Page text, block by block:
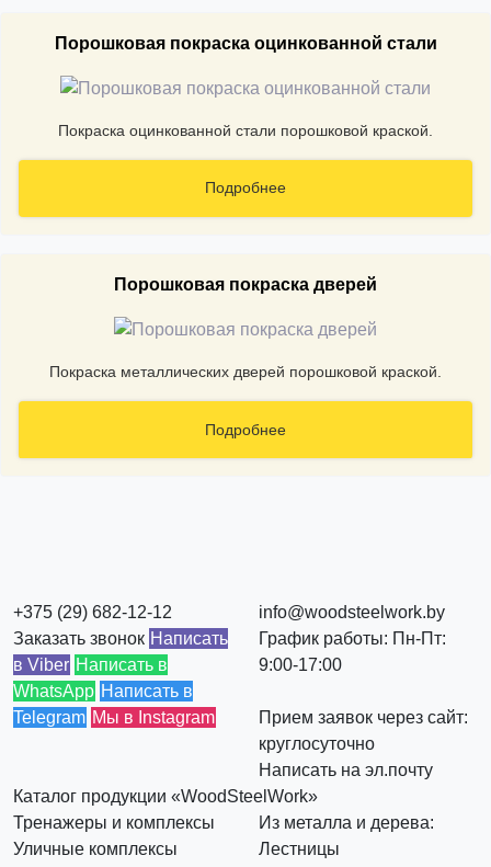
Порошковая покраска оцинкованной стали
Покраска оцинкованной стали порошковой краской.
Подробнее
Порошковая покраска дверей
Покраска металлических дверей порошковой краской.
Подробнее
+375 (29) 682-12-12
Заказать звонок Написать
в Viber Написать в
WhatsApp Написать в
Telegram Мы в Instagram
info@woodsteelwork.by
График работы: Пн-Пт:
9:00-17:00
Прием заявок через сайт:
круглосуточно
Написать на эл.почту
Каталог продукции «WoodSteelWork»
Тренажеры и комплексы
Уличные комплексы
Из металла и дерева:
Лестницы